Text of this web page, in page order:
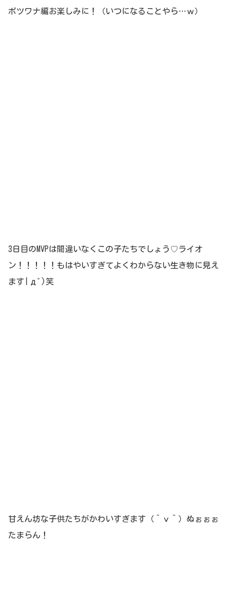
ボツワナ編お楽しみに！（いつになることやら…ｗ）
3日目のMVPは間違いなくこの子たちでしょう♡ライオ
ン！！！！！もはやいすぎてよくわからない生き物に見え
ます|дﾟ)笑
甘えん坊な子供たちがかわいすぎます（＾ｖ＾）ぬぉぉぉ
たまらん！